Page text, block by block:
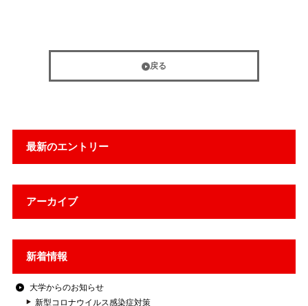
最新のエントリー
アーカイブ
新着情報
大学からのお知らせ
新型コロナウイルス感染症対策
戻る